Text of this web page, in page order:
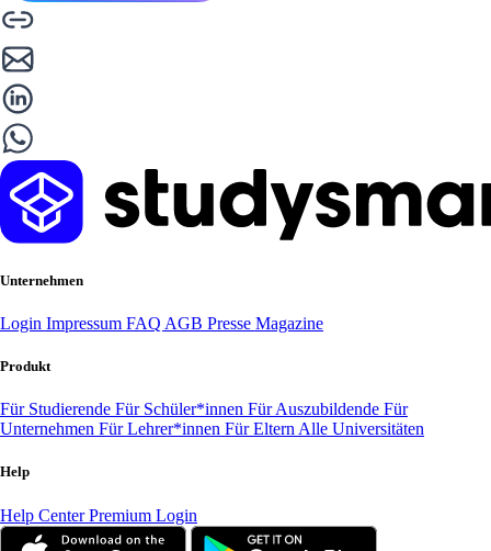
Unternehmen
Login Impressum FAQ AGB Presse Magazine
Produkt
Für Studierende Für Schüler*innen Für Auszubildende Für
Unternehmen Für Lehrer*innen Für Eltern Alle Universitäten
Help
Help CenterPremium Login